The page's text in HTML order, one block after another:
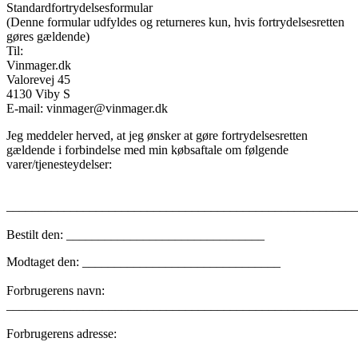
Standardfortrydelsesformular
(Denne formular udfyldes og returneres kun, hvis fortrydelsesretten
gøres gældende)
Til:
Vinmager.dk
Valorevej 45
4130 Viby S
E-mail: vinmager@vinmager.dk
Jeg meddeler herved, at jeg ønsker at gøre fortrydelsesretten
gældende i forbindelse med min købsaftale om følgende
varer/tjenesteydelser:
Bestilt den: _______________________________
Modtaget den: _______________________________
Forbrugerens navn:
Forbrugerens adresse: